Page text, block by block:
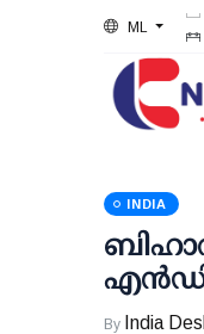
ML
INDIA
By India